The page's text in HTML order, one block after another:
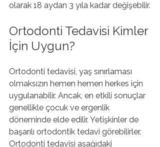
olarak 18 aydan 3 yıla kadar değişebilir.
Ortodonti Tedavisi Kimler
İçin Uygun?
Ortodonti tedavisi, yaş sınırlaması
olmaksızın hemen hemen herkes için
uygulanabilir. Ancak, en etkili sonuçlar
genellikle çocuk ve ergenlik
döneminde elde edilir. Yetişkinler de
başarılı ortodontik tedavi görebilirler.
Ortodonti tedavisi aşağıdaki